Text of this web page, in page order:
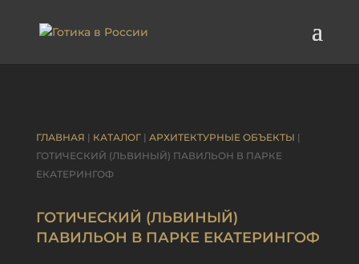
ГЛАВНАЯ | КАТАЛОГ| АРХИТЕКТУРНЫЕ ОБЪЕКТЫ |
ГОТИЧЕСКИЙ (ЛЬВИНЫЙ) ПАВИЛЬОН В ПАРКЕ
ЕКАТЕРИНГОФ
ГОТИЧЕСКИЙ (ЛЬВИНЫЙ)
ПАВИЛЬОН В ПАРКЕ ЕКАТЕРИНГОФ